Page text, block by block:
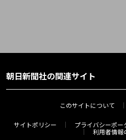
朝日新聞社の関連サイト
このサイトについて
サイトポリシー プライバシーポー
利用者情報